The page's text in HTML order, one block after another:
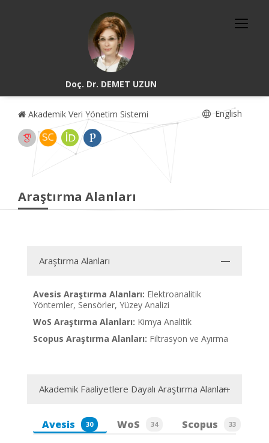
Doç. Dr. DEMET UZUN
Akademik Veri Yönetim Sistemi English
Araştırma Alanları
Araştırma Alanları
Avesis Araştırma Alanları: Elektroanalitik
Yöntemler, Sensörler, Yüzey Analizi
WoS Araştırma Alanları: Kimya Analitik
Scopus Araştırma Alanları: Filtrasyon ve Ayırma
Akademik Faaliyetlere Dayalı Araştırma Alanları
Avesis 30 WoS 34 Scopus 33